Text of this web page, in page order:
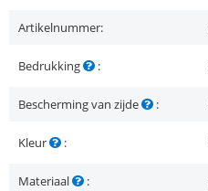
Artikelnummer:
Bedrukking :
Bescherming van zijde :
Kleur :
Materiaal :